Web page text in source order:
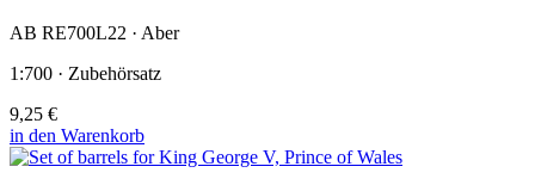
AB RE700L22 · Aber
1:700 · Zubehörsatz
9,25 €
in den Warenkorb